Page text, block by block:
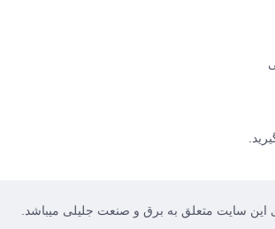
سایت متعلق به برق و صنعت جلیلی میباشد.